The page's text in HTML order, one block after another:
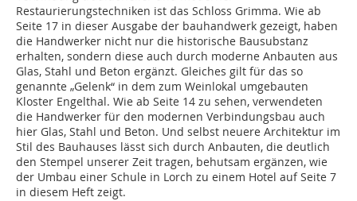
Restaurierungstechniken ist das Schloss Grimma. Wie ab
Seite 17 in dieser Ausgabe der bauhandwerk gezeigt, haben
die Handwerker nicht nur die historische Bausubstanz
erhalten, sondern diese auch durch moderne Anbauten aus
Glas, Stahl und Beton ergänzt. Gleiches gilt für das so
genannte „Gelenk“ in dem zum Weinlokal umgebauten
Kloster Engelthal. Wie ab Seite 14 zu sehen, verwendeten
die Handwerker für den modernen Verbindungsbau auch
hier Glas, Stahl und Beton. Und selbst neuere Architektur im
Stil des Bauhauses lässt sich durch Anbauten, die deutlich
den Stempel unserer Zeit tragen, behutsam ergänzen, wie
der Umbau einer Schule in Lorch zu einem Hotel auf Seite 7
in diesem Heft zeigt.